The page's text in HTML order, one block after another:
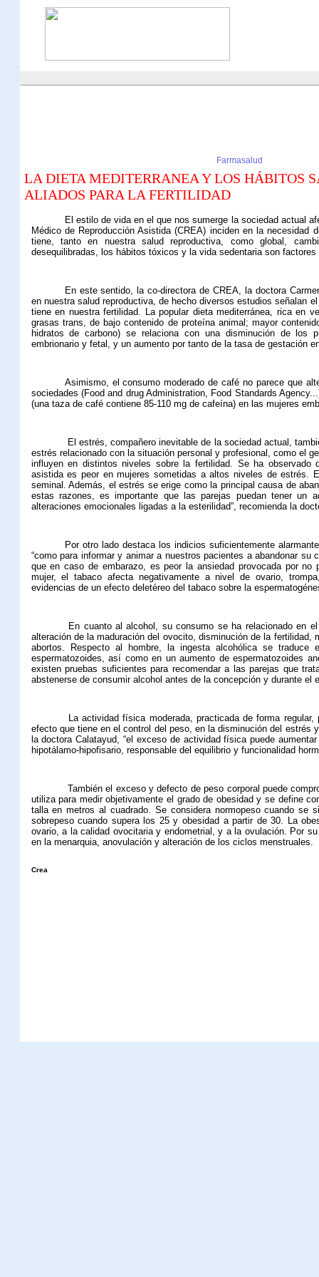
Farmasalud
LA DIETA MEDITERRANEA Y LOS HÁBITOS
ALIADOS PARA LA FERTILIDAD
El estilo de vidaen el que nos sumerge la sociedad actual
Médico de Reproducción Asistida (CREA) inciden en la
tiene, tanto en nuestra salud reproductiva, como global,
desequilibradas, los hábitos tóxicos y la vida sedentaria son
En este sentido, la co-directora de CREA, la doctora
en nuestra salud reproductiva, de hecho diversos estudios señalan
tiene en nuestra fertilidad. La popular dieta mediterránea, rica en
grasas trans, de bajo contenido de proteína animal; mayor
hidratos de carbono) se relaciona con una disminución de los
embrionario y fetal, y un aumento por tanto de la tasa de gestación
Asimismo, el consumo moderado decafé no parece que
sociedades (Food and drug Administration, Food Standards
(una taza de café contiene 85-110 mg de cafeína) en las mujeres
El estrés, compañero inevitable de la sociedad actual,
estrés relacionado con la situación personal y profesional, como el
influyen en distintos niveles sobre la fertilidad. Se ha observado
asistida es peor en mujeres sometidas a altos niveles de estrés.
seminal. Además, el estrés se erige como la principal causa de
estas razones, es importante que las parejas puedan tener un
alteraciones emocionales ligadas a la esterilidad”, recomienda la
Por otro lado destaca los indicios suficientemente
“como para informar y animar a nuestros pacientes a abandonar
que en caso de embarazo, es peor la ansiedad provocada por no
mujer, el tabaco afecta negativamente a nivel de ovario,
evidencias de un efecto deletéreo del tabaco sobre la
En cuanto alalcohol , su consumo se ha relacionado en
alteración de la maduración del ovocito, disminución de la
abortos. Respecto al hombre, la ingesta alcohólica se
espermatozoides, así como en un aumento de espermatozoides
existen pruebas suficientes para recomendar a las parejas que
abstenerse de consumir alcohol antes de la concepción y durante el
Laactividad físicamoderada, practicada de forma
efecto que tiene en el control del peso, en la disminución del estrés
la doctora Calatayud, “el exceso de actividad física puede
hipotálamo-hipofisario, responsable del equilibrio y funcionalidad
También el exceso y defecto de peso corporal puede
utiliza para medir objetivamente el grado de obesidad y se define
talla en metros al cuadrado. Se considera normopeso cuando
sobrepeso cuando supera los 25 y obesidad a partir de 30. La
ovario, a la calidad ovocitaria y endometrial, y a la ovulación. Por
en la menarquia, anovulación y alteración de los ciclos menstruales.
Crea